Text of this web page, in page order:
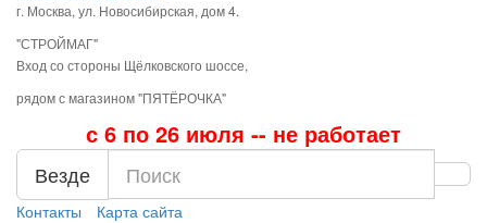
г. Москва, ул. Новосибирская, дом 4.
"СТРОЙМАГ"
Вход со стороны Щёлковского шоссе,
рядом с магазином "ПЯТЁРОЧКА"
с 6 по 26 июля -- не работает
Везде
Контакты
Карта сайта